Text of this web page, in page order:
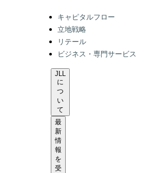
Categories:キャピタルフロー
立地戦略
リテール
ビジネス・専門サービス
JLL
に
つ
い
て
最
新
情
報
を
受